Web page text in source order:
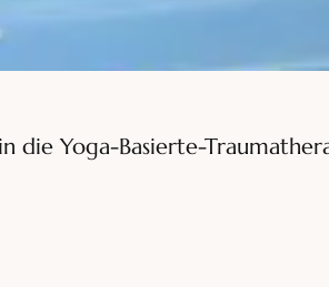
die Yoga-Basierte-